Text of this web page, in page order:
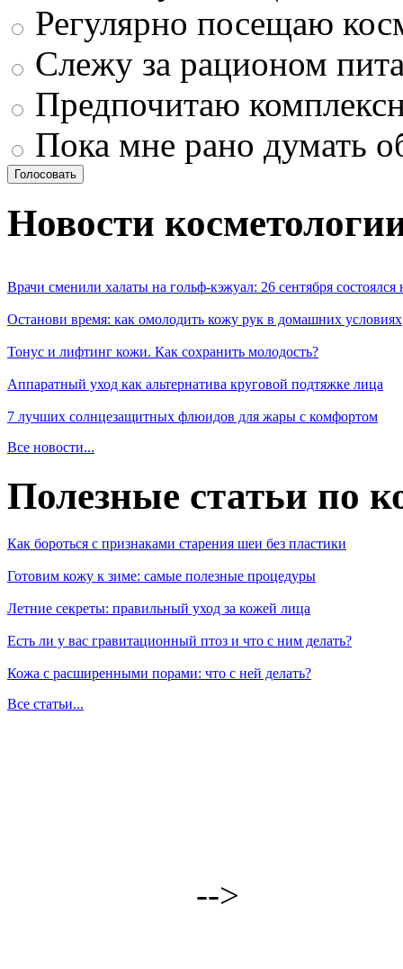
Регулярно посещаю
Слежу за рационом
Предпочитаю
Пока мне рано думать
Новости
Врачи сменили халаты на гольф-кэжуал: 26 сентября
Останови время: как омолодить кожу рук в домашних условиях
Тонус и лифтинг кожи. Как сохранить молодость?
Аппаратный уход как альтернатива круговой подтяжке лица
7 лучших солнцезащитных флюидов для жары с комфортом
Все новости...
Полезные статьи по
Как бороться с признаками старения шеи без пластики
Готовим кожу к зиме: самые полезные процедуры
Летние секреты: правильный уход за кожей лица
Есть ли у вас гравитационный птоз и что с ним делать?
Кожа с расширенными порами: что с ней делать?
Все статьи...
-->